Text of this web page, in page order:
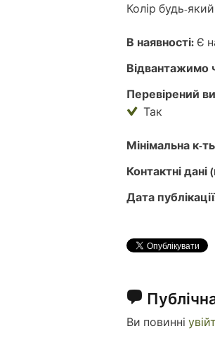
Колір будь-
В наявності: Є
Відвантажимо
Перевірений
Так
Мінімальна к-
Контактні
Дата
Ви повинні